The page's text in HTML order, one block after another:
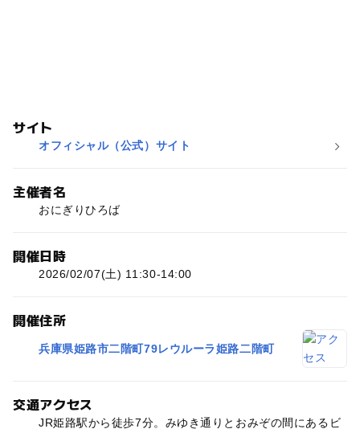
サイト
オフィシャル（公式）サイト
主催者名
おにぎりひろば
開催日時
2026/02/07(土) 11:30-14:00
開催住所
兵庫県姫路市二階町79レウルーラ姫路二階町
交通アクセス
JR姫路駅から徒歩7分。みゆき通りとおみぞの間にあるビ